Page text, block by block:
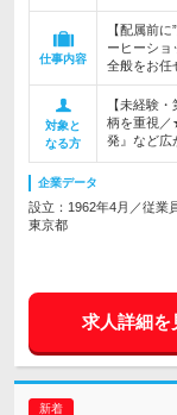
仕事内容
【配属前
ーヒーショ
全般をお任
対象と
なる方
【未経験
柄を重視
発』など広
企業データ
設立：1962年4月／従業
東京都
求人詳細を